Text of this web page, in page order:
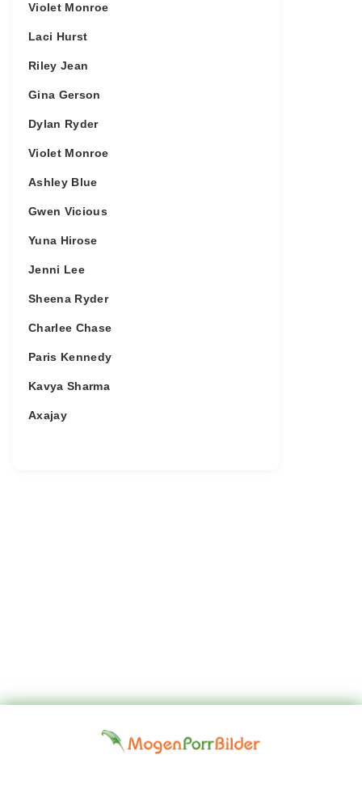
Violet Monroe
Laci Hurst
Riley Jean
Gina Gerson
Dylan Ryder
Violet Monroe
Ashley Blue
Gwen Vicious
Yuna Hirose
Jenni Lee
Sheena Ryder
Charlee Chase
Paris Kennedy
Kavya Sharma
Axajay